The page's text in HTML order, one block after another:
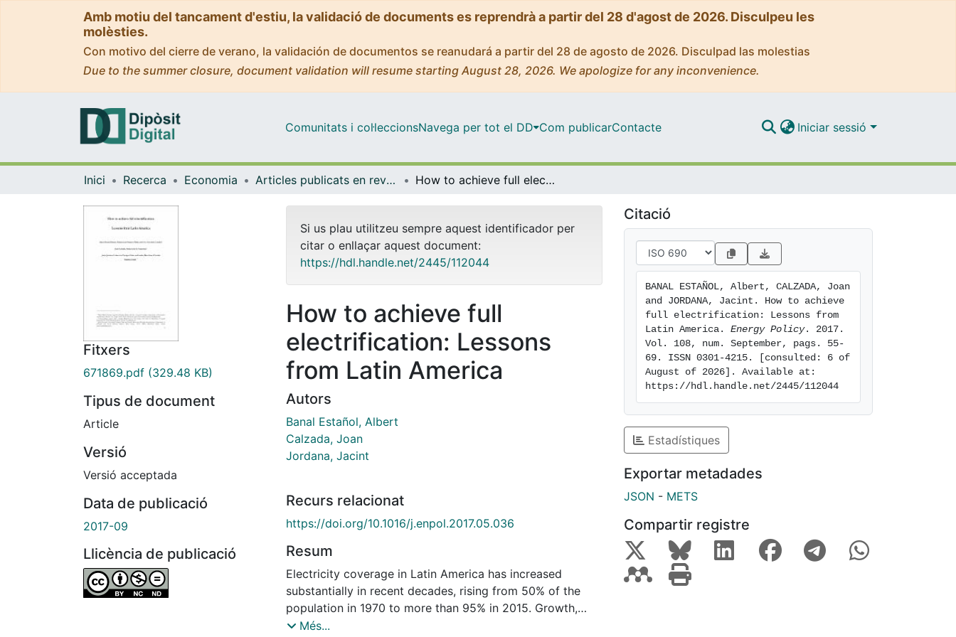
Amb motiu del tancament d'estiu, la validació de documents es reprendrà a partir del 28 d'agost de 2026. Disculpeu les
molèsties.
Con motivo del cierre de verano, la validación de documentos se reanudará a partir del 28 de agosto de 2026. Disculpad las molestias
Due to the summer closure, document validation will resume starting August 28, 2026. We apologize for any inconvenience.
Comunitats i col·leccionsNavega per tot el DD Com publicarContacte Iniciar sessió
Inici Recerca Economia Articles publicats en revistes (Economia) How to achieve full electrification: Lessons from Latin America
Fitxers
671869.pdf (329.48 KB)
Tipus de document
Article
Versió
Versió acceptada
Data de publicació
2017-09
Llicència de publicació
Si us plau utilitzeu sempre aquest identificador per
citar o enllaçar aquest document:
https://hdl.handle.net/2445/112044
How to achieve full
electrification: Lessons
from Latin America
Autors
Banal Estañol, Albert
Calzada, Joan
Jordana, Jacint
Recurs relacionat
https://doi.org/10.1016/j.enpol.2017.05.036
Resum
Electricity coverage in Latin America has increased
substantially in recent decades, rising from 50% of the
population in 1970 to more than 95% in 2015. Growth,
however, slowed in the 1990s as many countries
Més...
Citació
BANAL ESTAÑOL, Albert, CALZADA, Joan
and JORDANA, Jacint. How to achieve
full electrification: Lessons from
Latin America. Energy Policy. 2017.
Vol. 108, num. September, pags. 55-
69. ISSN 0301-4215. [consulted: 6 of
August of 2026]. Available at:
https://hdl.handle.net/2445/112044
Estadístiques
Exportar metadades
JSON - METS
Compartir registre